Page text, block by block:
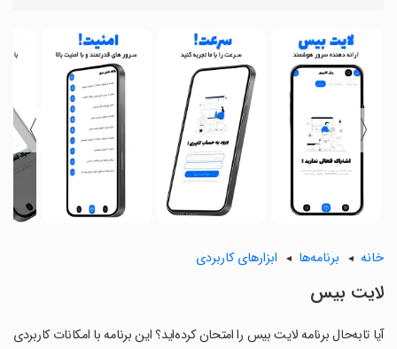
〈
〉
خانه برنامه‌ها ابزارهای کاربردی
لایت بیس
آیا تابه‌حال برنامه لایت بیس را امتحان کرده‌اید؟ این برنامه با امکانات کاربردی